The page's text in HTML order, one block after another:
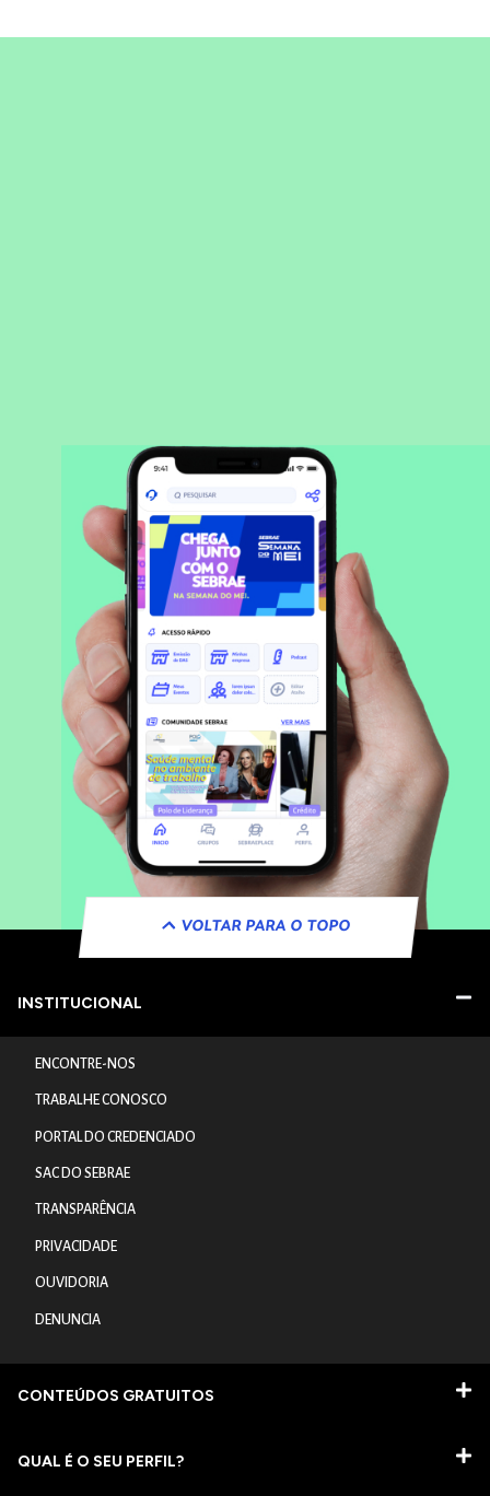
VOLTAR PARA O TOPO
INSTITUCIONAL
ENCONTRE-NOS
TRABALHE CONOSCO
PORTAL DO CREDENCIADO
SAC DO SEBRAE
TRANSPARÊNCIA
PRIVACIDADE
OUVIDORIA
DENUNCIA
CONTEÚDOS GRATUITOS
QUAL É O SEU PERFIL?